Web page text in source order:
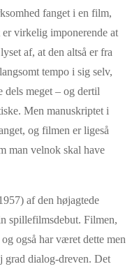
fanget i en film,
virkelig imponerende at
af, at den altså er fra
tempo i sig selv,
dels meget – og dertil
Men manuskriptet i
og filmen er ligeså
man velnok skal have
af den højagtede
spillefilmsdebut. Filmen,
også har været dette men
grad dialog-dreven. Det